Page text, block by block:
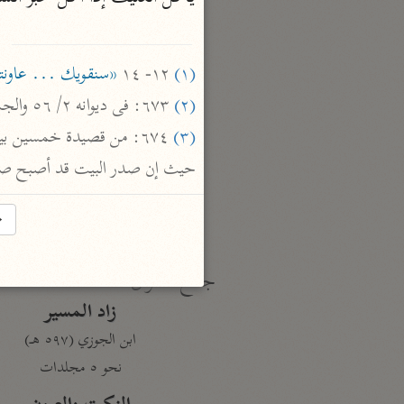
نحو ١٩ مجلدًا
القرطبي (٦٧١ هـ)
نحو ٢٤ مجلدًا
معالم التنزيل
البغوي (٥١٦ هـ)
نحو ١١ مجلدًا
جمع الأقوال
زاد المسير
ابن الجوزي (٥٩٧ هـ)
نحو ٥ مجلدات
(١) «سنقويك ...
(٢)
(٣)
حيث إن صدر البيت قد أصبح صدرا لبيت آخر